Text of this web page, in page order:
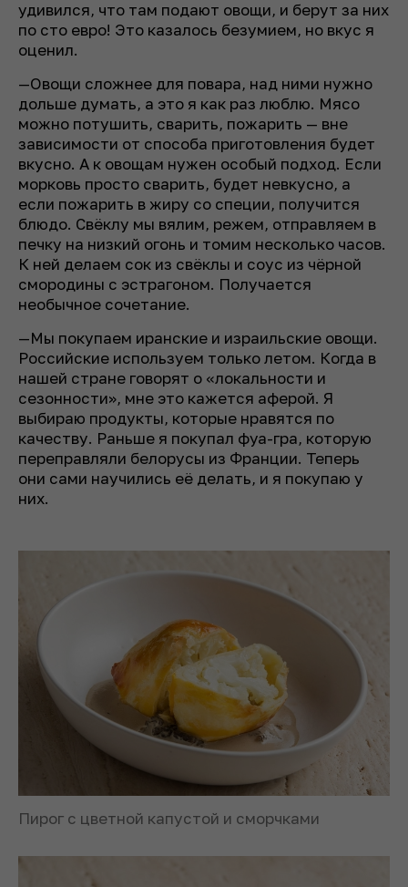
удивился, что там подают овощи, и берут за них
по сто евро! Это казалось безумием, но вкус я
оценил.
—Овощи сложнее для повара, над ними нужно
дольше думать, а это я как раз люблю. Мясо
можно потушить, сварить, пожарить — вне
зависимости от способа приготовления будет
вкусно. А к овощам нужен особый подход. Если
морковь просто сварить, будет невкусно, а
если пожарить в жиру со специи, получится
блюдо. Свёклу мы вялим, режем, отправляем в
печку на низкий огонь и томим несколько часов.
К ней делаем сок из свёклы и соус из чёрной
смородины с эстрагоном. Получается
необычное сочетание.
—Мы покупаем иранские и израильские овощи.
Российские используем только летом. Когда в
нашей стране говорят о «локальности и
сезонности», мне это кажется аферой. Я
выбираю продукты, которые нравятся по
качеству. Раньше я покупал фуа-гра, которую
переправляли белорусы из Франции. Теперь
они сами научились её делать, и я покупаю у
них.
Пирог с цветной капустой и сморчками